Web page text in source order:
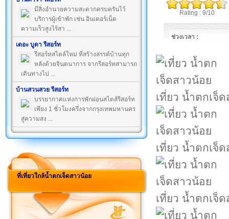
มีสิ่งอำนวยความสะดวกครบครันไว้
บริการผู้เข้าพัก เช่น อินเตอร์เน็ต
ความเร็วสูงไร้สา ...
เดอะ บูดา รีสอร์ท
รีสอร์ทสไตล์ใหม่ ที่สร้างสรรค์บ้านทุก
หลังด้วยจินตนาการ จากรีสอร์ทสามารถ
เดินทางไป ...
บ้านสวนสวย รีสอร์ท
บรรยากาศแห่งการพักผ่อนสไตส์รีสอร์ท
เพียง 1 ชั่วโมงครึ่งจากกรุงเทพมหานคร
สู่ความสง ...
ที่เที่ยวใกล้น้ำตกเจ็ดสาวน้อย
Rating : 9/10
ช่วงเวลา :
เที่ยว น้ำตกเจ็
เที่ยว น้ำตกเจ็
เที่ยว น้ำตกเจ็